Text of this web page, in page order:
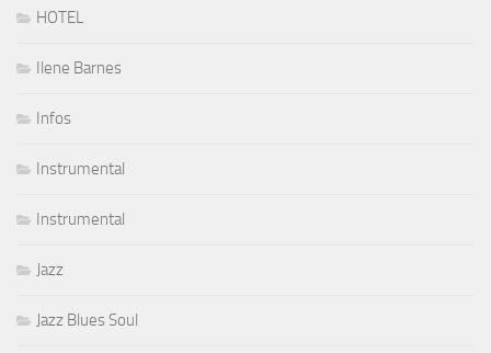
HOTEL
Ilene Barnes
Infos
Instrumental
Instrumental
Jazz
Jazz Blues Soul